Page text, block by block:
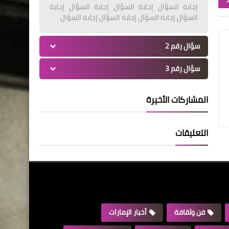
إجابة السؤال إجابة السؤال إجابة السؤال إجابة
السؤال إجابة السؤال إجابة السؤال إجابة السؤال
سؤال رقم 2
سؤال رقم 3
المشاركات الأخيرة
التعليقات
فن وثقافة
أخبار الإمارات